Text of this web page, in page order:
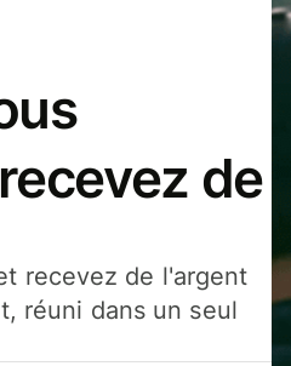
de
recevez de l'argent
réuni dans un seul